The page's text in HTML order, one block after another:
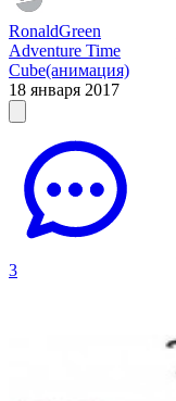
RonaldGreen
Adventure Time
Cube(анимация)
18 января 2017
3